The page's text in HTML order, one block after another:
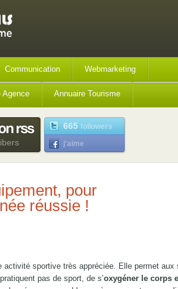
Communication Webmarketing
Agence Annuaire Tourisme
665 followers
j'aime
pour
réussie !
activité sportive très appréciée. Elle permet aux
pas de sport, de s’oxygéner le corps